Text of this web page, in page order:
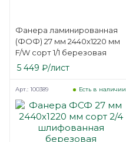
Фанера ламинированная
(ФОФ) 27 мм 2440х1220 мм
F/W сорт 1/1 березовая
5 449 ₽/лист
Есть в наличии
Арт.: 100389